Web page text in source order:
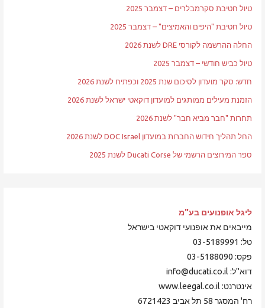
טיול חטיבת סקרמבלרים – דצמבר 2025
טיול חטיבת "היפים והאמיצים" – דצמבר 2025
החלה ההרשמה לקורסי DRE לשנת 2026
טיול כביש חודשי – דצמבר 2025
חדש: סקר מועדון לסיכום שנת 2025 וכפתיח לשנת 2026
הזמנת מעילים ממותגים למועדון דוקאטי ישראל לשנת 2026
תחרות "חבר מביא חבר" לשנת 2026
החל תהליך חידוש החברות במועדון DOC Israel לשנת 2026
ספר המירוצים הרשמי של Ducati Corse לשנת 2025
ליגל אופנועים בע"מ
מייבאים את אופנועי דוקאטי בישראל
טל: 03-5189991
פקס: 03-5188090
דוא"ל: info@ducati.co.il
אינטרנט: www.leegal.co.il
רח' המסגר 58 תל אביב 6721423